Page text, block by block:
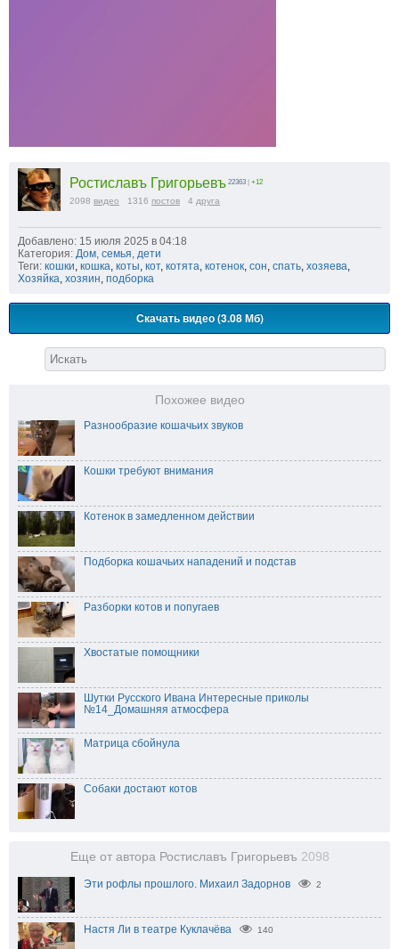
Ростиславъ Григорьевъ 22363 | +12
2098 видео 1316 постов 4 друга
Добавлено: 15 июля 2025 в 04:18
Категория: Дом, семья, дети
Теги: кошки кошка коты кот, котята котенок сон спать хозяева
Хозяйка хозяин подборка
Скачать видео (3.08 Мб)
Похожее видео
Разнообразие кошачьих звуков
Кошки требуют внимания
Котенок в замедленном действии
Подборка кошачьих нападений и подстав
Разборки котов и попугаев
Хвостатые помощники
Шутки Русского Ивана Интересные приколы
№14_Домашняя атмосфера
Матрица сбойнула
Собаки достают котов
Еще от автора Ростиславъ Григорьевъ 2098
Эти рофлы прошлого. Михаил Задорнов 2
Настя Ли в театре Куклачёва 140